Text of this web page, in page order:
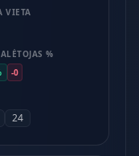
VIETA
%
-0
24